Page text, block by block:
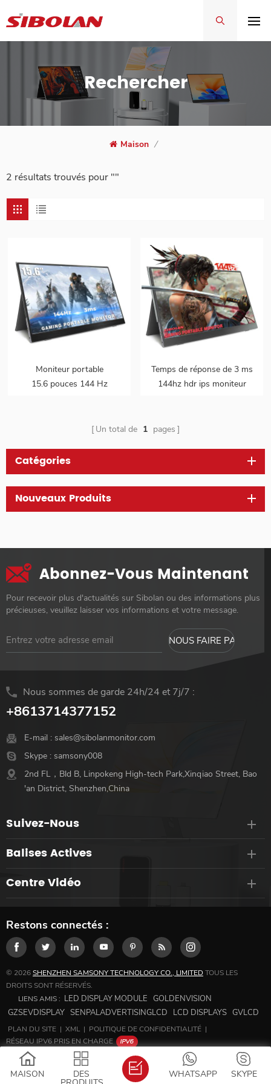
Rechercher
Maison /
2 résultats trouvés pour ""
Moniteur portable
15.6 pouces 144 Hz
Temps de réponse de 3 ms
144hz hdr ips moniteur
Un total de 1 pages
Catégories
Nouveaux Produits
Abonnez-Vous Maintenant
Pour recevoir plus d'actualités sur Sibolan ou des informations plus
précieuses, veuillez laisser vos informations et votre message.
Nous sommes de garde 24h/24 et 7j/7 :
+8613714377152
E-mail : sales@sibolanmonitor.com
Skype : samsony008
2nd FL，Bld B, Linpokeng High-tech Park,Xinqiao Street, Bao
'an District, Shenzhen,China
Suivez-Nous
Balises Actives
Centre Vidéo
Restons connectés :
© 2026SHENZHEN SAMSONY TECHNOLOGY CO., LIMITED TOUS LES
DROITS SONT RÉSERVÉS.
LIENS AMIS : LED DISPLAY MODULE GOLDENVISION
GZSEVDISPLAY SENPALADVERTISINGLCD LCD DISPLAYS GVLCD
PLAN DU SITE | XML | POLITIQUE DE CONFIDENTIALITÉ |
RÉSEAU IPV6 PRIS EN CHARGE
MAISON DES SKYPE
WHATSAPP